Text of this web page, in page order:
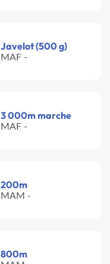
Javelot (500 g)
MAF -
3 000m marche
MAF -
200m
MAM -
800m